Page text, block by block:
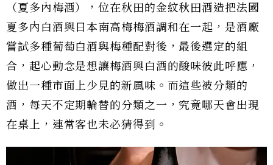
（夏多內梅酒），位在秋田的金紋秋田酒造把法國
夏多內白酒與日本南高梅梅酒調和在一起，是酒廠
嘗試多種葡萄白酒與梅種配對後，最後選定的組
合，起心動念是想讓梅酒與白酒的酸味彼此呼應，
做出一種市面上少見的新風味。而這些被分類的
酒，每天不定期輪替的分類之一，究竟哪天會出現
在桌上，連常客也未必猜得到。